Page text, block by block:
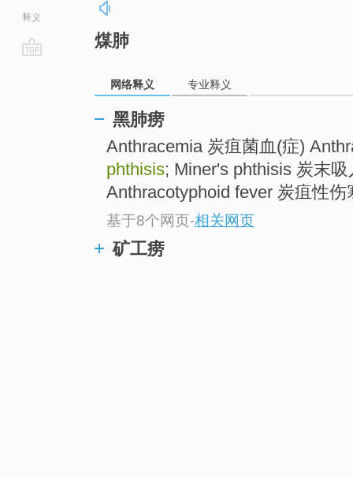
释义
煤肺
网络释义 专业释义
黑肺痨
Anthracemia 炭疽菌血(症)
phthisis; Miner's phthisis 炭末
Anthracotyphoid fever 炭疽性伤
基于8个网页-相关网页
矿工痨